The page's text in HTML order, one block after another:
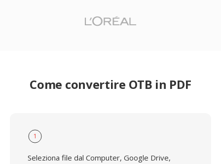
Come convertire OTB in PDF
1
Seleziona file dal Computer, Google Drive,